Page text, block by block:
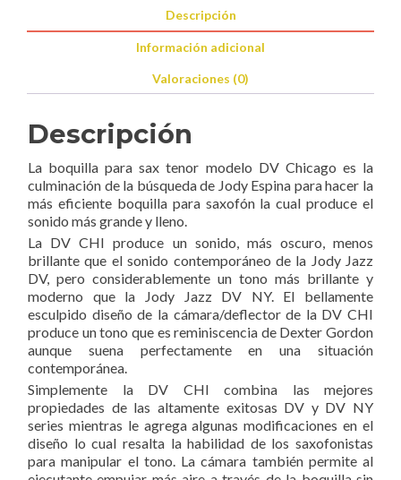
Descripción
Información adicional
Valoraciones (0)
Descripción
La boquilla para sax tenor modelo DV Chicago es la
culminación de la búsqueda de Jody Espina para hacer la
más eficiente boquilla para saxofón la cual produce el
sonido más grande y lleno.
La DV CHI produce un sonido, más oscuro, menos
brillante que el sonido contemporáneo de la Jody Jazz
DV, pero considerablemente un tono más brillante y
moderno que la Jody Jazz DV NY. El bellamente
esculpido diseño de la cámara/deflector de la DV CHI
produce un tono que es reminiscencia de Dexter Gordon
aunque suena perfectamente en una situación
contemporánea.
Simplemente la DV CHI combina las mejores
propiedades de las altamente exitosas DV y DV NY
series mientras le agrega algunas modificaciones en el
diseño lo cual resalta la habilidad de los saxofonistas
para manipular el tono. La cámara también permite al